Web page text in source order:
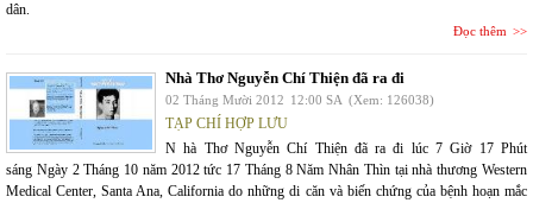
dân.
Đọc thêm
Nhà Thơ Nguyễn Chí Thiện đã ra đi
02 Tháng Mười 2012 12:00 SA (Xem: 126038)
TẠP CHÍ HỢP LƯU
N hà Thơ Nguyễn Chí Thiện đã ra đi lúc 7 Giờ 17 Phút
sáng Ngày 2 Tháng 10 năm 2012 tức 17 Tháng 8 Năm Nhân Thìn tại nhà thương Western
Medical Center, Santa Ana, California do những di căn và biến chứng của bệnh hoạn mắc